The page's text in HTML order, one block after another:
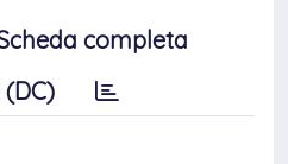
completa